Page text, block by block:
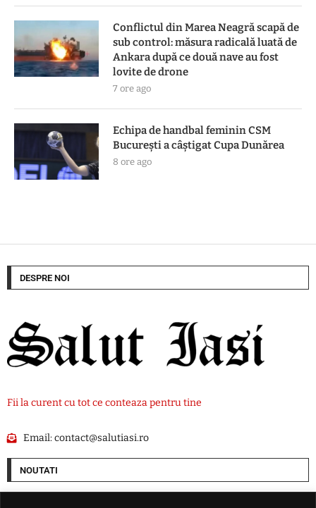
Conflictul din Marea Neagră scapă de
sub control: măsura radicală luată de
Ankara după ce două nave au fost
lovite de drone
7 ore ago
Echipa de handbal feminin CSM
Bucureşti a câştigat Cupa Dunărea
8 ore ago
DESPRE NOI
Fii la curent cu tot ce conteaza pentru tine
Email:contact@salutiasi.ro
NOUTATI